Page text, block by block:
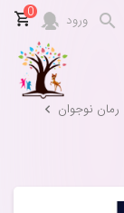
ورود 0
رمان نوجوان